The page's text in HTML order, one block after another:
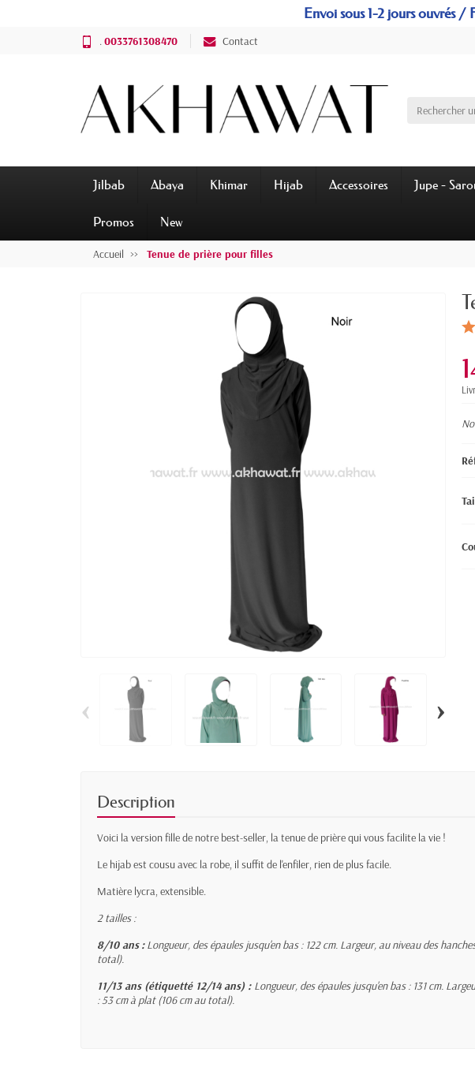
Envoi sous 1-2 jours ouvrés /
. 0033761308470 Contact
Jilbab Abaya Khimar Hijab Accessoires Jupe -
Promos New
Accueil Tenue de prière pour filles
‹ ›
Description
Voici la version fille de notre best-seller, la tenue de prière qui vous facilite la vie !
Le hijab est cousu avec la robe, il suffit de l'enfiler, rien de plus facile.
Matière lycra, extensible.
2 tailles :
8/10 ans : Longueur, des épaules jusqu'en bas : 122 cm. Largeur, au niveau des
total).
11/13 ans (étiquetté 12/14 ans) : Longueur, des épaules jusqu'en bas : 131 cm. L
: 53 cm à plat (106 cm au total).